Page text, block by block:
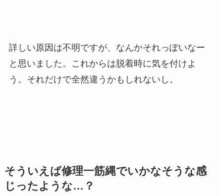
詳しい原因は不明ですが、なんかそれっぽいなー
と思いました。これからは脱着時に気を付けよ
う。それだけで全然違うかもしれないし。
そういえば修理一筋縄でいかなそうな感
じったような…？